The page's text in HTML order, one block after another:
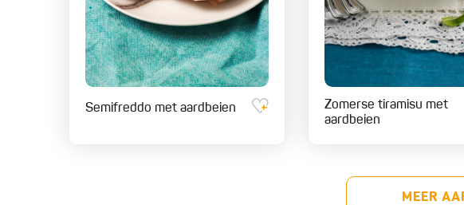
Semifreddo met aardbeien
Zomerse tiramisu met
aardbeien
MEER